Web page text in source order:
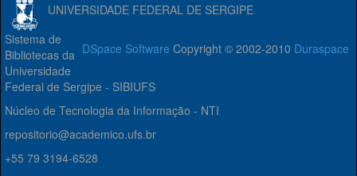
UNIVERSIDADE FEDERAL DE SERGIPE
DSpace Software Copyright © 2002-2010 Duraspace
Sistema de
Bibliotecas da
Universidade
Federal de Sergipe - SIBIUFS
Núcleo de Tecnologia da Informação - NTI
repositorio@academico.ufs.br
+55 79 3194-6528